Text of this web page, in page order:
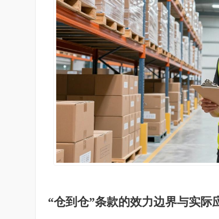
“仓到仓”条款的效力边界与实际